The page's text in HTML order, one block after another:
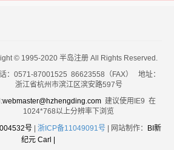
© 1995-2020 半岛注册 All Rights Reserved.
：0571-87001525 86623558（FAX） 地址：
浙江省杭州市滨江区滨安路597号
webmaster@hzhengding.com建议使用IE9 在
1024*768以上分辨率下浏览
号 浙ICP备11049091号 | 网站制作：
BI新
纪元 Carl